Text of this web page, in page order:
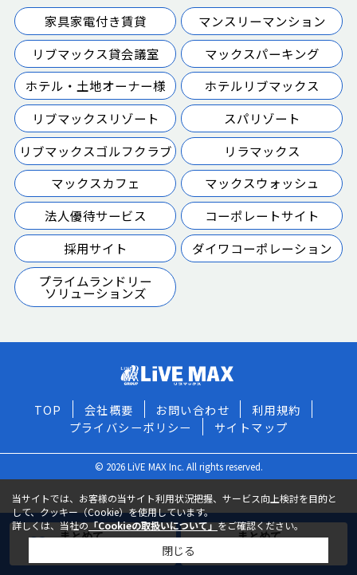
まとめて
まとめて
家具家電付き賃貸
マンスリーマンション
リブマックス貸会議室
マックスパーキング
ホテル・土地オーナー様
ホテルリブマックス
リブマックスリゾート
スパリゾート
リブマックスゴルフクラブ
リラマックス
マックスカフェ
マックスウォッシュ
法人優待サービス
コーポレートサイト
採用サイト
ダイワコーポレーション
プライムランドリー
ソリューションズ
TOP 会社概要 お問い合わせ
利用規約
プライバシーポリシー
サイトマップ
© 2026 LiVE MAX Inc. All rights reserved.
当サイトでは、お客様の当サイト利用状況把握、サービス向上検討を目的と
して、クッキー（Cookie）を使用しています。
詳しくは、当社の「Cookieの取扱いについて」をご確認ください。
閉じる